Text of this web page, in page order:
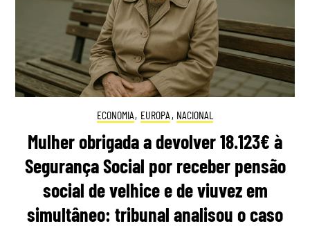
ECONOMIA, EUROPA , NACIONAL
Mulher obrigada a devolver 18.123€ à
Segurança Social por receber pensão
social de velhice e de viuvez em
simultâneo: tribunal analisou o caso